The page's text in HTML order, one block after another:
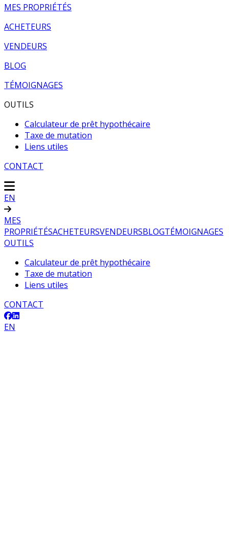
MES PROPRIÉTÉS
ACHETEURS
VENDEURS
BLOG
TÉMOIGNAGES
OUTILS
Calculateur de prêt hypothécaire
Taxe de mutation
Liens utiles
CONTACT
EN
MES
PROPRIÉTÉSACHETEURSVENDEURSBLOGTÉMOIGNAGES
OUTILS
Calculateur de prêt hypothécaire
Taxe de mutation
Liens utiles
CONTACT
EN